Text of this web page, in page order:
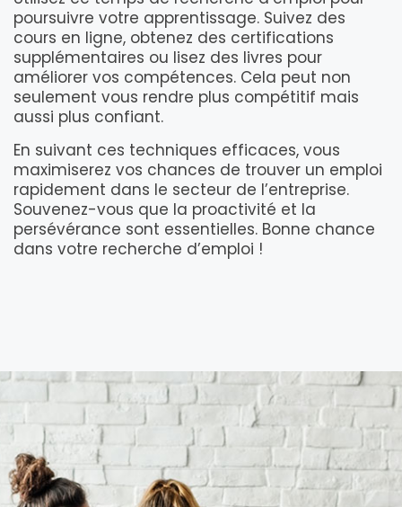
poursuivre votre apprentissage. Suivez des
cours en ligne, obtenez des certifications
supplémentaires ou lisez des livres pour
améliorer vos compétences. Cela peut non
seulement vous rendre plus compétitif mais
aussi plus confiant.
En suivant ces techniques efficaces, vous
maximiserez vos chances de trouver un emploi
rapidement dans le secteur de l’entreprise.
Souvenez-vous que la proactivité et la
persévérance sont essentielles. Bonne chance
dans votre recherche d’emploi !